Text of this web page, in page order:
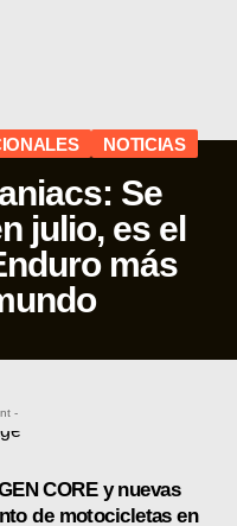
NOTICIAS
Se
julio, es el
más
-
CORE y nuevas
de motocicletas en